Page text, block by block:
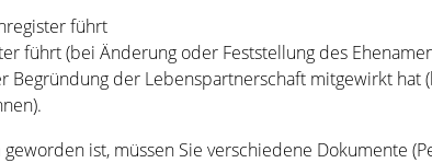
führt
führt (bei Änderung oder Feststellung des
Begründung der Lebenspartnerschaft mitgewirkt
ist, müssen Sie verschiedene Dokumente